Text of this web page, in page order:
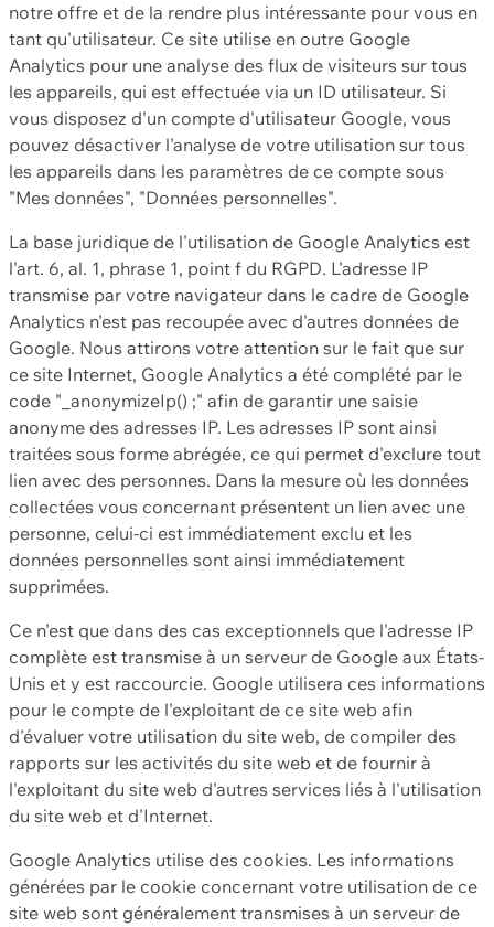
notre offre et de la rendre plus intéressante pour vous en
tant qu'utilisateur. Ce site utilise en outre Google
Analytics pour une analyse des flux de visiteurs sur tous
les appareils, qui est effectuée via un ID utilisateur. Si
vous disposez d'un compte d'utilisateur Google, vous
pouvez désactiver l'analyse de votre utilisation sur tous
les appareils dans les paramètres de ce compte sous
"Mes données", "Données personnelles".
La base juridique de l'utilisation de Google Analytics est
l'art. 6, al. 1, phrase 1, point f du RGPD. L'adresse IP
transmise par votre navigateur dans le cadre de Google
Analytics n'est pas recoupée avec d'autres données de
Google. Nous attirons votre attention sur le fait que sur
ce site Internet, Google Analytics a été complété par le
code "_anonymizeIp() ;" afin de garantir une saisie
anonyme des adresses IP. Les adresses IP sont ainsi
traitées sous forme abrégée, ce qui permet d'exclure tout
lien avec des personnes. Dans la mesure où les données
collectées vous concernant présentent un lien avec une
personne, celui-ci est immédiatement exclu et les
données personnelles sont ainsi immédiatement
supprimées.
Ce n'est que dans des cas exceptionnels que l'adresse IP
complète est transmise à un serveur de Google aux États-
Unis et y est raccourcie. Google utilisera ces informations
pour le compte de l'exploitant de ce site web afin
d'évaluer votre utilisation du site web, de compiler des
rapports sur les activités du site web et de fournir à
l'exploitant du site web d'autres services liés à l'utilisation
du site web et d'Internet.
Google Analytics utilise des cookies. Les informations
générées par le cookie concernant votre utilisation de ce
site web sont généralement transmises à un serveur de